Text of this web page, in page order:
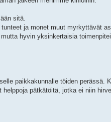
sitä.
ja monet muut myrkyttävät
hyvin yksinkertaisia
paikkakunnalle töiden perässä.
pätkätöitä, jotka ei niin